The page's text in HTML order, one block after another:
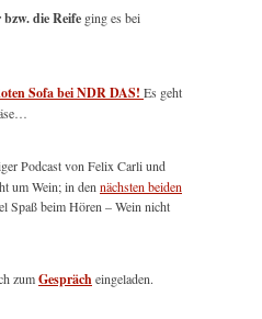
die Reife ging es bei
Sofa bei NDR DAS! Es geht
Podcast von Felix Carli und
um Wein; in den nächsten beiden
Spaß beim Hören – Wein nicht
zumGesprächeingeladen.